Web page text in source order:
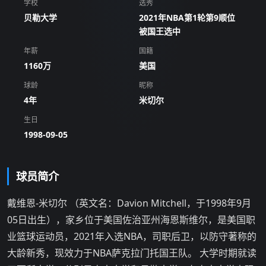
学校
贝勒大学
选秀
2021年NBA第1轮第9顺位
被国王选中
年薪
1160万
国籍
美国
球龄
4年
昵称
米切尔
生日
1998-09-05
球员简介
戴维恩-米切尔 （英文名：Davion Mitchell，于1998年9月
05日出生），家乡位于美国佐治亚州海恩斯维尔，是美国职
业篮球运动员，2021年入选NBA，司职后卫，以防守著称的
大龄新秀，现效力于NBA萨克拉门托国王队。 大学时期就读